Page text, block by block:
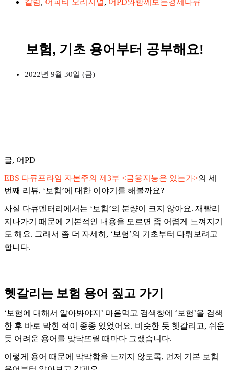
보험, 기초 용어부터 공부해요!
2022년 9월 30일 (금)
글, 어PD
EBS 다큐프라임 자본주의 제3부 <금융지능은 있는가>의 세
번째 리뷰, ‘보험’에 대한 이야기를 해볼까요?
사실 다큐멘터리에서는 ‘보험’의 분량이 크지 않아요. 재빨리
지나가기 때문에 기본적인 내용을 모르면 좀 어렵게 느껴지기
도 해요. 그래서 좀 더 자세히, ‘보험’의 기초부터 다뤄보려고
합니다.
헷갈리는 보험 용어 짚고 가기
‘보험에 대해서 알아봐야지’ 마음먹고 검색창에 ‘보험’을 검색
한 후 바로 막힌 적이 종종 있었어요. 비슷한 듯 헷갈리고, 쉬운
듯 어려운 용어를 맞닥뜨릴 때마다 그랬습니다.
이렇게 용어 때문에 막막함을 느끼지 않도록, 먼저 기본 보험